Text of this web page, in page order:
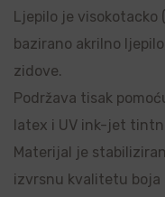
Ljepilo je
bazirano akrilno
zidove.
Podržava tisak
latex i UV ink-jet
Materijal je
izvrsnu kvalitetu boja